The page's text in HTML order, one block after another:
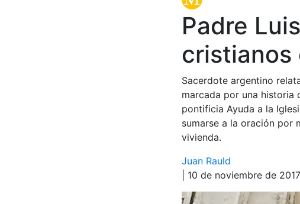
Padre
cristianos
Sacerdote argentino
marcada por una historia
pontificia Ayuda a la
sumarse a la oración por
vivienda.
Juan Rauld
| 10 de noviembre de 2017